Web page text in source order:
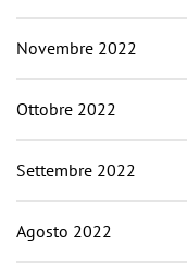
Novembre 2022
Ottobre 2022
Settembre 2022
Agosto 2022